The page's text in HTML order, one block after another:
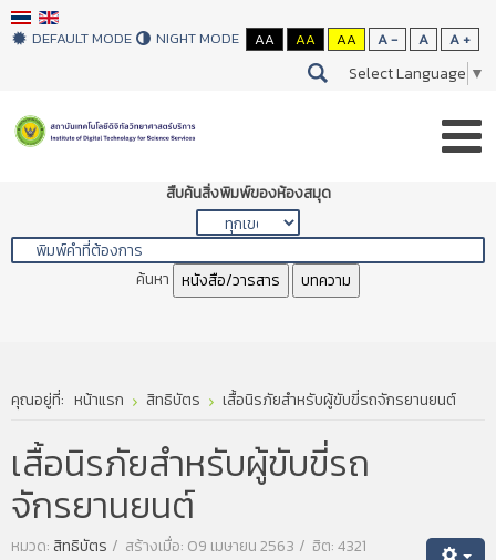
DEFAULT MODE NIGHT MODE AA AA AA A - A A +
Select Language ▼
สืบค้นสิ่งพิมพ์ของห้องสมุด
ค้นหา หนังสือ/วารสาร บทความ
คุณอยู่ที่: หน้าแรก สิทธิบัตร เสื้อนิรภัยสำหรับผู้ขับขี่รถจักรยานยนต์
เสื้อนิรภัยสำหรับผู้ขับขี่รถ
จักรยานยนต์
หมวด: สิทธิบัตร สร้างเมื่อ: 09 เมษายน 2563 ฮิต: 4321